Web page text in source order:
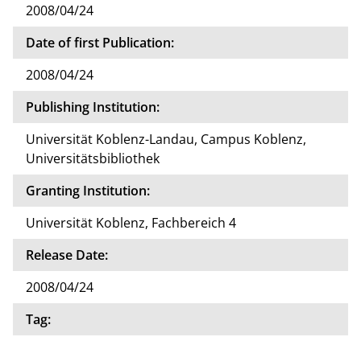
2008/04/24
Date of first Publication:
2008/04/24
Publishing Institution:
Universität Koblenz-Landau, Campus Koblenz,
Universitätsbibliothek
Granting Institution:
Universität Koblenz, Fachbereich 4
Release Date:
2008/04/24
Tag: